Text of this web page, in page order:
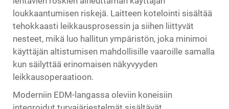
loukkaantumisen riskejä. Laitteen kotelointi sisältää
tehokkaasti leikkausprosessin ja siihen liittyvät
nesteet, mikä luo hallitun ympäristön, joka minimoi
käyttäjän altistumisen mahdollisille vaaroille samalla
kun säilyttää erinomaisen näkyvyyden
leikkausoperaatioon.
Moderniin EDM-langassa oleviin koneisiin